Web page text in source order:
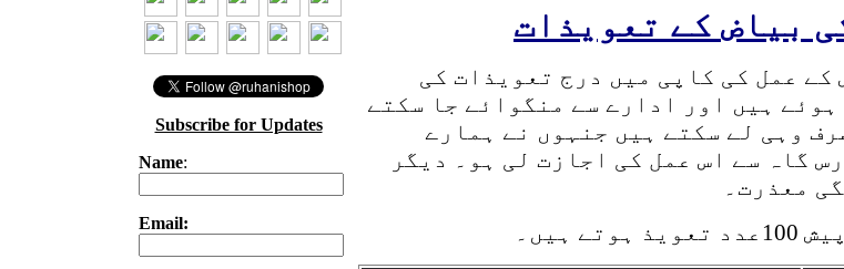
بیاض کے تعویذات
کے عمل کی کاپی میں درج تعویذات کی
ہیں اور ادارے سے منگوائے جا سکتے
وہی لے سکتے ہیں جنہوں نے ہمارے
گاہ سے اس عمل کی اجازت لی ہو۔ دیگر
معذرت۔
عدد تعویذ ہوتے ہیں۔
Subscribe for Updates
Name:
Email: